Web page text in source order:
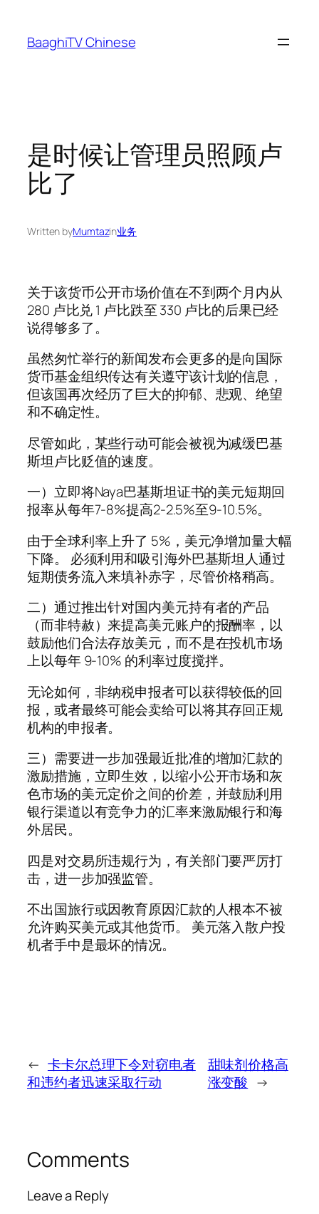
content
BaaghiTV Chinese
是时候让管理员照顾卢
比了
Written byMumtazin业务
关于该货币公开市场价值在不到两个月内从
280 卢比兑 1 卢比跌至 330 卢比的后果已经
说得够多了。
虽然匆忙举行的新闻发布会更多的是向国际
货币基金组织传达有关遵守该计划的信息，
但该国再次经历了巨大的抑郁、悲观、绝望
和不确定性。
尽管如此，某些行动可能会被视为减缓巴基
斯坦卢比贬值的速度。
一）立即将Naya巴基斯坦证书的美元短期回
报率从每年7-8%提高2-2.5%至9-10.5%。
由于全球利率上升了 5%，美元净增加量大幅
下降。 必须利用和吸引海外巴基斯坦人通过
短期债务流入来填补赤字，尽管价格稍高。
二）通过推出针对国内美元持有者的产品
（而非特赦）来提高美元账户的报酬率，以
鼓励他们合法存放美元，而不是在投机市场
上以每年 9-10% 的利率过度搅拌。
无论如何，非纳税申报者可以获得较低的回
报，或者最终可能会卖给可以将其存回正规
机构的申报者。
三）需要进一步加强最近批准的增加汇款的
激励措施，立即生效，以缩小公开市场和灰
色市场的美元定价之间的价差，并鼓励利用
银行渠道以有竞争力的汇率来激励银行和海
外居民。
四是对交易所违规行为，有关部门要严厉打
击，进一步加强监管。
不出国旅行或因教育原因汇款的人根本不被
允许购买美元或其他货币。 美元落入散户投
机者手中是最坏的情况。
← 卡卡尔总理下令对窃电者
和违约者迅速采取行动
甜味剂价格高
涨变酸 →
Comments
Leave a Reply